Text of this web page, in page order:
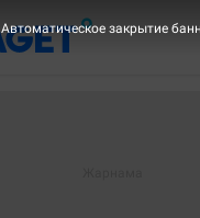
Автоматическое закрытие